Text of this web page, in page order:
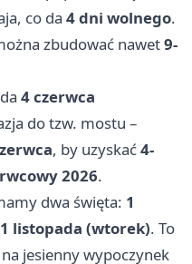
co da 4 dni wolnego.
zbudować nawet9-
4 czerwca
do tzw. mostu –
, by uzyskać4-
2026.
dwa święta: 1
listopada (wtorek). To
jesienny wypoczynek